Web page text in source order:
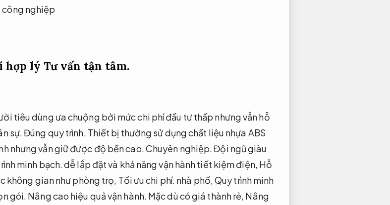
hợp lý Tư vấn tận tâm.
tiêu dùng ưa chuộng bởi mức chi phí đầu tư thấp nhưng vẫn hỗ
sự.Đúng quy trình. Thiết bị thường sử dụng chất liệu nhựa ABS
nhưng vẫn giữ được độ bền cao.Chuyên nghiệp.Đội ngũ giàu
minh bạch.dễ lắp đặt và khả năng vận hành tiết kiệm điện, Hỗ
không gian như phòng trọ, Tối ưu chi phí. nhà phố,Quy trình minh
gói. Nâng cao hiệu quả vận hành. Mặc dù có giá thành rẻ, Nâng